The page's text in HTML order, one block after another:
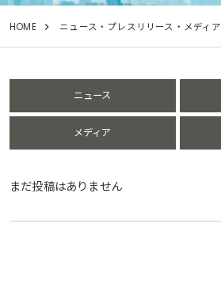
HOME ニュース・プレスリリース・メディア
ニュース
メディア
まだ投稿はありません